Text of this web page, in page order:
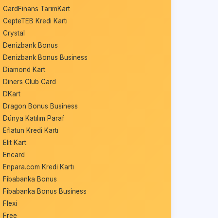
CardFinans TarımKart
CepteTEB Kredi Kartı
Crystal
Denizbank Bonus
Denizbank Bonus Business
Diamond Kart
Diners Club Card
DKart
Dragon Bonus Business
Dünya Katılım Paraf
Eflatun Kredi Kartı
Elit Kart
Encard
Enpara.com Kredi Kartı
Fibabanka Bonus
Fibabanka Bonus Business
Flexi
Free